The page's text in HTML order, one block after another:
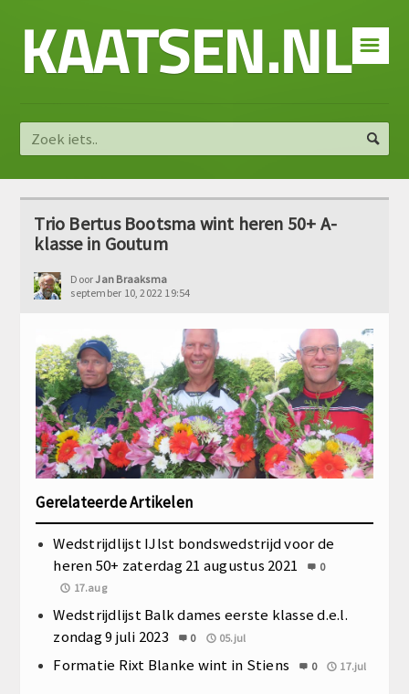
☰
KAATSEN.NL
Trio Bertus Bootsma wint heren 50+ A-
klasse in Goutum
DoorJan Braaksma
september 10, 2022 19:54
Gerelateerde Artikelen
Wedstrijdlijst IJlst bondswedstrijd voor de
heren 50+ zaterdag 21 augustus 2021
0
17.aug
Wedstrijdlijst Balk dames eerste klasse d.e.l.
zondag 9 juli 2023
0 05.jul
Formatie Rixt Blanke wint in Stiens 0 17.jul